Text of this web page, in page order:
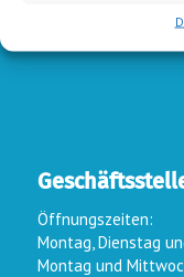
zum
Öffnungszeiten:
Montag, Dienstag
Montag und